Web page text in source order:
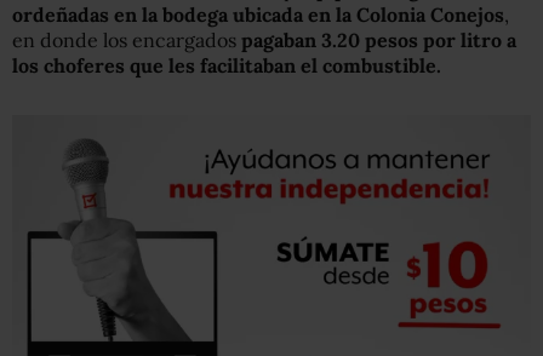
ordeñadas en la bodega ubicada en la Colonia Conejos,
en donde los encargados pagaban 3.20 pesos por litro a
los choferes que les facilitaban el combustible.